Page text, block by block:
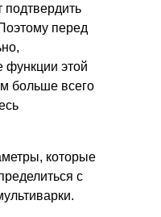
перед
функции этой
больше всего
которые
с